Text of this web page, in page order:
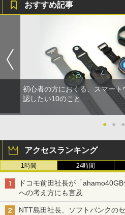
おすすめ記事
初心者の方におくる、スマー
認したい10のこと
● ● ●
アクセスランキング
1時間 24時間
ドコモ前田社長が「
への考え方にも言及
NTT島田社長、ソフトバンクの